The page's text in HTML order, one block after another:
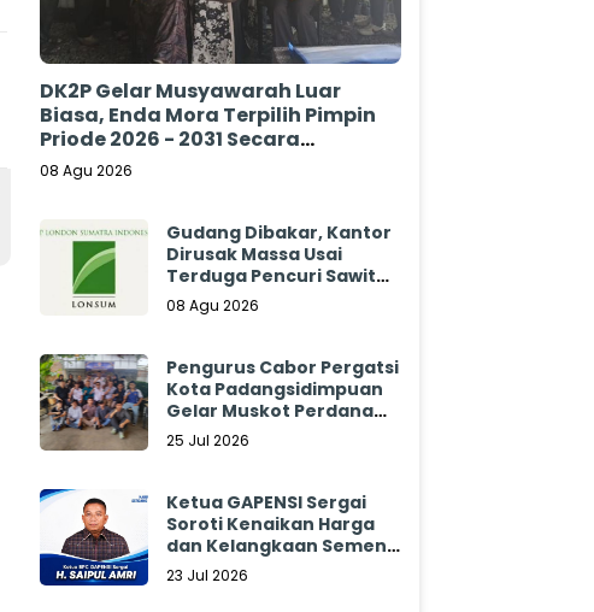
DK2P Gelar Musyawarah Luar
Biasa, Enda Mora Terpilih Pimpin
Priode 2026 - 2031 Secara
Aklamasi
08 Agu 2026
Gudang Dibakar, Kantor
Dirusak Massa Usai
Terduga Pencuri Sawit
Tewas: Manajemen
Sibulan Estate Bungkam
08 Agu 2026
Pengurus Cabor Pergatsi
Kota Padangsidimpuan
Gelar Muskot Perdana
2026 - 2030
25 Jul 2026
Ketua GAPENSI Sergai
Soroti Kenaikan Harga
dan Kelangkaan Semen,
Minta Pemerintah
23 Jul 2026